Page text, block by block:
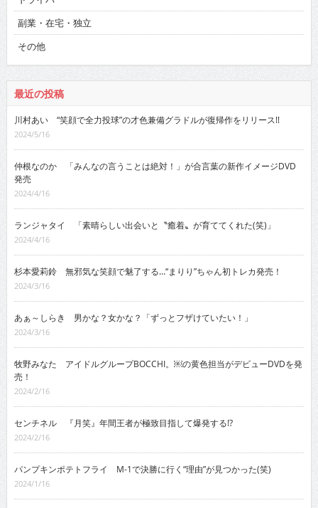
副業・在宅・独立
その他
最近の投稿
川村あい “笑顔で全力投球”の才色兼備グラドルが復帰作をリリース!!
2024/5/16
仲根なのか 「みんなの言うことは絶対！」が合言葉の新作イメージDVD
発売
2024/4/16
ランジャタイ 「素晴らしい出会いと〝癒着〟が育ててくれた(笑)」
2024/4/16
杉本愛莉鈴 無邪気な笑顔で魅了する…“まりり”ちゃん初トレカ発売！
2024/3/16
あぁ～しらき 男かな？女かな？「ずっとフザけていたい！」
2024/3/16
牧野みなた アイドルグループBOCCHI。￼の黄色担当がデビューDVDを発
売！
2024/2/16
センチネル 『月笑』年間王者が極致目指して爆発する!?
2024/2/16
パンプキンポテトフライ M-1で決勝に行く“理由”が見つかった(笑)
2024/1/16